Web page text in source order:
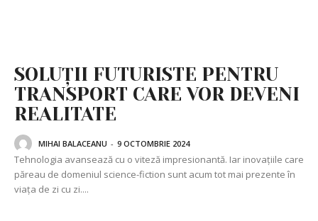
SOLUȚII FUTURISTE PENTRU
TRANSPORT CARE VOR DEVENI
REALITATE
MIHAI BALACEANU - 9 OCTOMBRIE 2024
Tehnologia avansează cu o viteză impresionantă. Iar inovațiile care
păreau de domeniul science-fiction sunt acum tot mai prezente în
viața de zi cu zi....